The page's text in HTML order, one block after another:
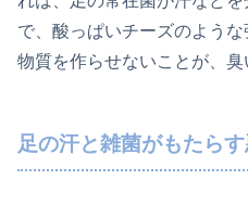
で、酸っぱいチーズのよう
物質を作らせないことが、臭
足の汗と雑菌がもたら